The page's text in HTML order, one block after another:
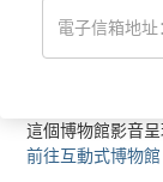
體參觀。
這個博物館影音呈
前往互動式博物